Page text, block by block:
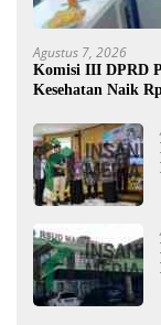
Agustus 7, 2026
Komisi III DPRD
Kesehatan Naik